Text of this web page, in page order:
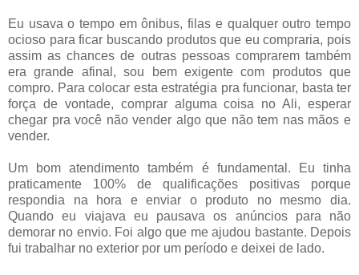
Eu usava o tempo em ônibus, filas e qualquer outro tempo
ocioso para ficar buscando produtos que eu compraria, pois
assim as chances de outras pessoas comprarem também
era grande afinal, sou bem exigente com produtos que
compro. Para colocar esta estratégia pra funcionar, basta ter
força de vontade, comprar alguma coisa no Ali, esperar
chegar pra você não vender algo que não tem nas mãos e
vender.
Um bom atendimento também é fundamental. Eu tinha
praticamente 100% de qualificações positivas porque
respondia na hora e enviar o produto no mesmo dia.
Quando eu viajava eu pausava os anúncios para não
demorar no envio. Foi algo que me ajudou bastante. Depois
fui trabalhar no exterior por um período e deixei de lado.